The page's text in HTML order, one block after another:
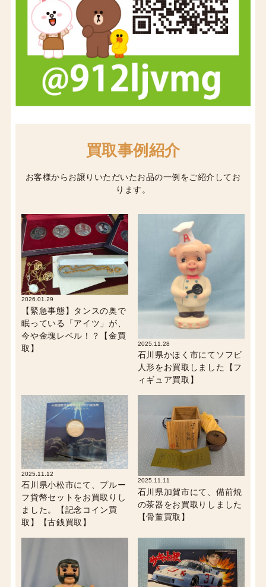
買取事例紹介
お客様からお譲りいただいたお品の一例をご紹介してお
ります。
2026.01.29
【緊急事態】タンスの奥で
眠っている「アイツ」が、
今や金塊レベル！？【金買
取】
2025.11.28
石川県かほく市にてソフビ
人形をお買取しました【フ
ィギュア買取】
2025.11.12
石川県小松市にて、プルー
フ貨幣セットをお買取りし
ました。【記念コイン買
取】【古銭買取】
2025.11.11
石川県加賀市にて、備前焼
の茶器をお買取りしました
【骨董買取】